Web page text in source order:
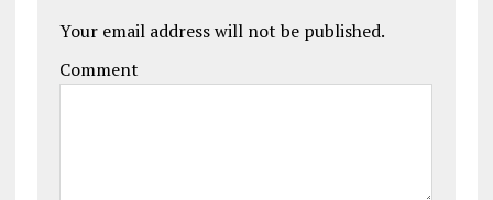
Your email address will not be published.
Comment